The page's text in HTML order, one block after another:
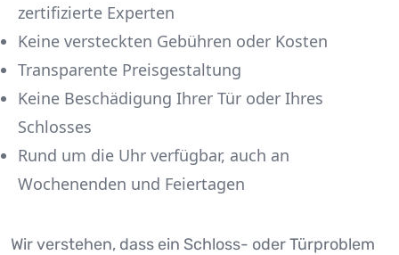
zertifizierte Experten
Keine versteckten Gebühren oder Kosten
Transparente Preisgestaltung
Keine Beschädigung Ihrer Tür oder Ihres
Schlosses
Rund um die Uhr verfügbar, auch an
Wochenenden und Feiertagen
Wir verstehen, dass ein Schloss- oder Türproblem